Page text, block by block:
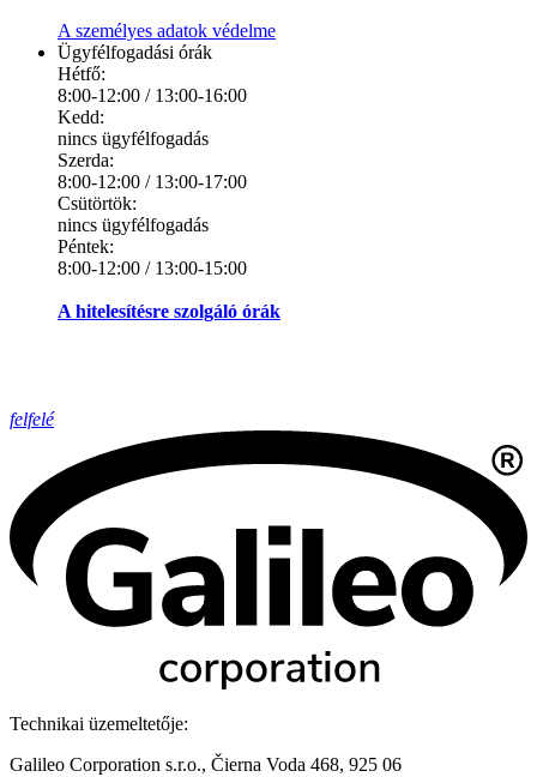
A személyes adatok védelme
Ügyfélfogadási órák
Hétfő:
8:00-12:00 / 13:00-16:00
Kedd:
nincs ügyfélfogadás
Szerda:
8:00-12:00 / 13:00-17:00
Csütörtök:
nincs ügyfélfogadás
Péntek:
8:00-12:00 / 13:00-15:00
A hitelesítésre szolgáló órák
felfelé
Technikai üzemeltetője:
Galileo Corporation s.r.o., Čierna Voda 468, 925 06